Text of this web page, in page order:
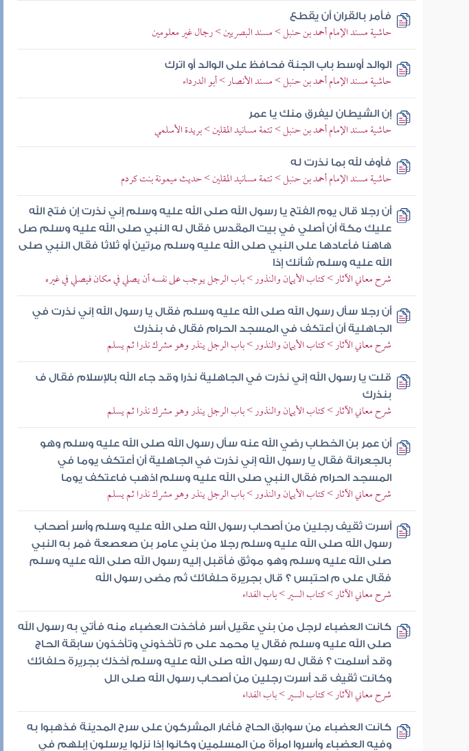
فأمر بالقران أن يقطع
حاشية مسند الإمام أحمد بن حنبل > مسند البصريين > رجال غير معلومين
الوالد أوسط باب الجنة فحافظ على الوالد أو اترك
حاشية مسند الإمام أحمد بن حنبل > مسند الأنصار > أبو الدرداء
إن الشيطان ليفرق منك يا عمر
حاشية مسند الإمام أحمد بن حنبل > تتمة مسانيد المقلين > بريدة الأسلمي
فأوف لله بما نذرت له
حاشية مسند الإمام أحمد بن حنبل > تتمة مسانيد المقلين > حديث ميمونة بنت كردم
أن رجلا قال يوم الفتح يا رسول الله صلى الله عليه وسلم إني نذرت إن فتح الله
عليك مكة أن أصلي في بيت المقدس فقال له النبي صلى الله عليه وسلم صل
هاهنا فأعادها على النبي صلى الله عليه وسلم مرتين أو ثلاثا فقال النبي صلى
الله عليه وسلم شأنك إذا
شرح معاني الآثار > كتاب الأيمان والنذور > باب الرجل يوجب على نفسه أن يصلي في مكان فيصلي في غيره
أن رجلا سأل رسول الله صلى الله عليه وسلم فقال يا رسول الله إني نذرت في
الجاهلية أن أعتكف في المسجد الحرام فقال ف بنذرك
شرح معاني الآثار > كتاب الأيمان والنذور > باب الرجل ينذر وهو مشرك نذرا ثم يسلم
قلت يا رسول الله إني نذرت في الجاهلية نذرا وقد جاء الله بالإسلام فقال ف
بنذرك
شرح معاني الآثار > كتاب الأيمان والنذور > باب الرجل ينذر وهو مشرك نذرا ثم يسلم
أن عمر بن الخطاب رضي الله عنه سأل رسول الله صلى الله عليه وسلم وهو
بالجعرانة فقال يا رسول الله إني نذرت في الجاهلية أن أعتكف يوما في
المسجد الحرام فقال النبي صلى الله عليه وسلم اذهب فاعتكف يوما
شرح معاني الآثار > كتاب الأيمان والنذور > باب الرجل ينذر وهو مشرك نذرا ثم يسلم
أسرت ثقيف رجلين من أصحاب رسول الله صلى الله عليه وسلم وأسر أصحاب
رسول الله صلى الله عليه وسلم رجلا من بني عامر بن صعصعة فمر به النبي
صلى الله عليه وسلم وهو موثق فأقبل إليه رسول الله صلى الله عليه وسلم
فقال على م احتبس ؟ قال بجريرة حلفائك ثم مضى رسول الله
شرح معاني الآثار > كتاب السير > باب الفداء
كانت العضباء لرجل من بني عقيل أسر فأخذت العضباء منه فأتي به رسول الله
صلى الله عليه وسلم فقال يا محمد على م تأخذوني وتأخذون سابقة الحاج
وقد أسلمت ؟ فقال له رسول الله صلى الله عليه وسلم آخذك بجريرة حلفائك
وكانت ثقيف قد أسرت رجلين من أصحاب رسول الله صلى الل
شرح معاني الآثار > كتاب السير > باب الفداء
كانت العضباء من سوابق الحاج فأغار المشركون على سرح المدينة فذهبوا به
وفيه العضباء وأسروا امرأة من المسلمين وكانوا إذا نزلوا يرسلون إبلهم في